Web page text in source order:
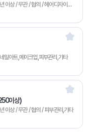
연봉 3,200만원~3,600만원 (면접 후 결정) / 세 이하 / 1년 이상 / 무관 / 협의 / 헤어디자이너,네일아트,메이크업,피부관리,미용/영업,기타
일아트,메이크업,피부관리,기타
이상)
이상 / 무관 / 협의 / 피부관리,기타